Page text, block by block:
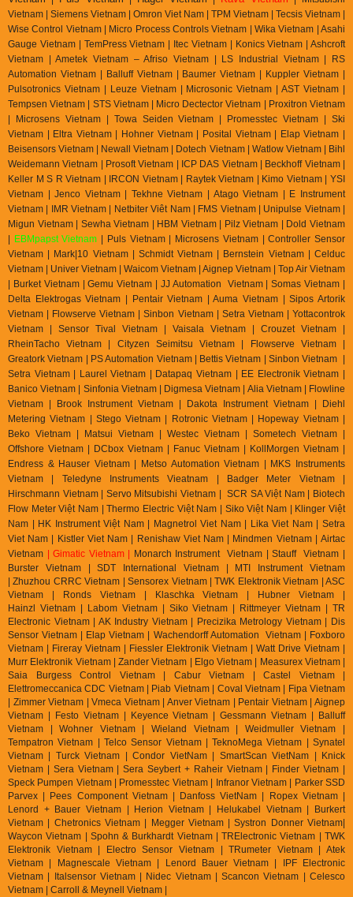
Vietnam | Siemens Vietnam | Omron Viet Nam | TPM Vietnam | Tecsis Vietnam |
Wise Control Vietnam | Micro Process Controls Vietnam | Wika Vietnam | Asahi
Gauge Vietnam | TemPress Vietnam | Itec Vietnam | Konics Vietnam | Ashcroft
Vietnam | Ametek Vietnam – Afriso Vietnam | LS Industrial Vietnam | RS
Automation Vietnam | Balluff Vietnam | Baumer Vietnam | Kuppler Vietnam |
Pulsotronics Vietnam | Leuze Vietnam | Microsonic Vietnam | AST Vietnam |
Tempsen Vietnam | STS Vietnam | Micro Dectector Vietnam | Proxitron Vietnam
| Microsens Vietnam | Towa Seiden Vietnam | Promesstec Vietnam | Ski
Vietnam | Eltra Vietnam | Hohner Vietnam | Posital Vietnam | Elap Vietnam |
Beisensors Vietnam | Newall Vietnam | Dotech Vietnam | Watlow Vietnam | Bihl
Weidemann Vietnam | Prosoft Vietnam | ICP DAS Vietnam | Beckhoff Vietnam |
Keller M S R Vietnam | IRCON Vietnam | Raytek Vietnam | Kimo Vietnam | YSI
Vietnam | Jenco Vietnam | Tekhne Vietnam | Atago Vietnam | E Instrument
Vietnam | IMR Vietnam | Netbiter Viêt Nam | FMS Vietnam | Unipulse Vietnam |
Migun Vietnam | Sewha Vietnam | HBM Vietnam | Pilz Vietnam | Dold Vietnam
EBMpapst Vietnam | Puls Vietnam | Microsens Vietnam | Controller Sensor
Vietnam | Mark|10 Vietnam | Schmidt Vietnam | Bernstein Vietnam | Celduc
Vietnam | Univer Vietnam | Waicom Vietnam | Aignep Vietnam | Top Air Vietnam
| Burket Vietnam |Gemu Vietnam | JJ Automation Vietnam | Somas Vietnam |
Delta Elektrogas Vietnam | Pentair Vietnam | Auma Vietnam | Sipos Artorik
Vietnam | Flowserve Vietnam | Sinbon Vietnam | Setra Vietnam | Yottacontrok
Vietnam | Sensor Tival Vietnam | Vaisala Vietnam | Crouzet Vietnam |
RheinTacho Vietnam | Cityzen Seimitsu Vietnam | Flowserve Vietnam |
Greatork Vietnam | PS Automation Vietnam | Bettis Vietnam | Sinbon Vietnam |
Setra Vietnam | Laurel Vietnam | Datapaq Vietnam | EE Electronik Vietnam |
Banico Vietnam | Sinfonia Vietnam | Digmesa Vietnam | Alia Vietnam | Flowline
Vietnam | Brook Instrument Vietnam | Dakota Instrument Vietnam | Diehl
Metering Vietnam | Stego Vietnam | Rotronic Vietnam | Hopeway Vietnam |
Beko Vietnam | Matsui Vietnam | Westec Vietnam | Sometech Vietnam |
Offshore Vietnam | DCbox Vietnam | Fanuc Vietnam | KollMorgen Vietnam |
Endress & Hauser Vietnam | Metso Automation Vietnam | MKS Instruments
Vietnam | Teledyne Instruments Vieatnam | Badger Meter Vietnam |
Hirschmann Vietnam | Servo Mitsubishi Vietnam | SCR SA Việt Nam | Biotech
Flow Meter Việt Nam | Thermo Electric Việt Nam | Siko Việt Nam | Klinger Việt
Nam | HK Instrument Việt Nam | Magnetrol Viet Nam | Lika Viet Nam | Setra
Viet Nam | Kistler Viet Nam | Renishaw Viet Nam | Mindmen Vietnam | Airtac
Vietnam | Gimatic Vietnam |
Monarch Instrument Vietnam | Stauff Vietnam |
Burster Vietnam | SDT International Vietnam | MTI Instrument Vietnam
| Zhuzhou CRRC Vietnam | Sensorex Vietnam | TWK Elektronik Vietnam | ASC
Vietnam | Ronds Vietnam | Klaschka Vietnam | Hubner Vietnam |
Hainzl Vietnam | Labom Vietnam | Siko Vietnam | Rittmeyer Vietnam | TR
Electronic Vietnam | AK Industry Vietnam | Precizika Metrology Vietnam | Dis
Sensor Vietnam | Elap Vietnam | Wachendorff Automation Vietnam | Foxboro
Vietnam | Fireray Vietnam |
Fiessler Elektronik Vietnam | Watt Drive Vietnam |
Murr Elektronik Vietnam | Zander Vietnam | Elgo Vietnam | Measurex Vietnam |
Saia Burgess Control Vietnam | Cabur Vietnam | Castel Vietnam |
Elettromeccanica CDC Vietnam | Piab Vietnam | Coval Vietnam | Fipa Vietnam
| Zimmer Vietnam | Vmeca Vietnam | Anver Vietnam | Pentair Vietnam | Aignep
Vietnam | Festo Vietnam | Keyence Vietnam | Gessmann Vietnam | Balluff
Vietnam | Wohner Vietnam | Wieland Vietnam | Weidmuller Vietnam |
Tempatron Vietnam | Telco Sensor Vietnam | TeknoMega Vietnam | Synatel
Vietnam | Turck Vietnam | Condor VietNam | SmartScan VietNam | Knick
Vietnam | Sera Vietnam | Sera Seybert + Raheir Vietnam | Finder Vietnam |
Speck Pumpen Vietnam | Promesstec Vietnam | Infranor Vietnam | Parker SSD
Parvex |
Pees Component Vietnam | Danfoss VietNam | Ropex Vietnam |
Lenord + Bauer Vietnam | Herion Vietnam | Helukabel Vietnam | Burkert
Vietnam | Chetronics Vietnam | Megger Vietnam | Systron Donner Vietnam|
Waycon Vietnam | Spohn & Burkhardt Vietnam | TRElectronic Vietnam | TWK
Elektronik Vietnam | Electro Sensor Vietnam | TRumeter Vietnam | Atek
Vietnam | Magnescale Vietnam | Lenord Bauer Vietnam | IPF Electronic
Vietnam | Italsensor Vietnam | Nidec Vietnam | Scancon Vietnam | Celesco
Vietnam | Carroll & Meynell Vietnam |